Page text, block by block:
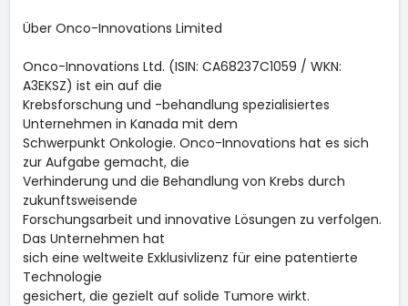
Über Onco-Innovations Limited
Onco-Innovations Ltd. (ISIN: CA68237C1059 / WKN:
A3EKSZ) ist ein auf die
Krebsforschung und -behandlung spezialisiertes
Unternehmen in Kanada mit dem
Schwerpunkt Onkologie. Onco-Innovations hat es sich
zur Aufgabe gemacht, die
Verhinderung und die Behandlung von Krebs durch
zukunftsweisende
Forschungsarbeit und innovative Lösungen zu verfolgen.
Das Unternehmen hat
sich eine weltweite Exklusivlizenz für eine patentierte
Technologie
gesichert, die gezielt auf solide Tumore wirkt.